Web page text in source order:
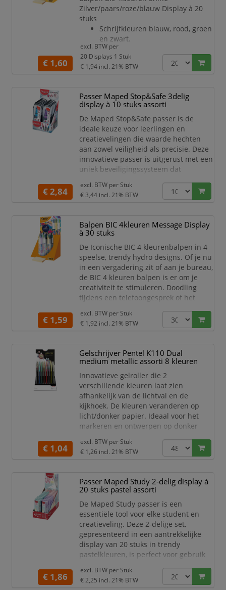
Zilver/paars/roze/blauw Display à 20
stuks
Schrijfkleuren blauw, rood, groen
en zwart.
€ 1,60
excl. BTW per
20 Displays 1 Stuk
€ 1,94 incl. 21% BTW
Passer Maped Stop&Safe 3delig
display à 10 stuks assorti
De Maped Stop&Safe passer is de
ideale keuze voor leerlingen en
creatievelingen die waarde hechten
aan zowel veiligheid als precisie. Deze
innovatieve passer is uitgerust met een
uniek beveiligingssysteem dat
opent of sluit tijdens gebruik, waardoor
hij veilig en gebruiksvriendelijk is.
verschillende kleuren, perfect voor
klaslokalen, creatieve workshops of
thuisgebruik. E
€ 2,84
excl. BTW per Stuk
€ 3,44 incl. 21% BTW
Balpen BIC 4kleuren Message Display
à 30 stuks
De Iconische BIC 4 kleurenbalpen in 4
speelse, trendy hydro designs. Of je nu
in een vergadering zit of aan je bureau,
de BIC 4 kleuren balpen is er om je
creativiteit te stimuleren. Doodling
tijdens een telefoongesprek of het
wordt extra leuk wanneer je snel
tussen verschillende kleuren kunt
kleur, wat zorgt voor visueel
aantrekkelijke en inspirerende
€ 1,59
excl. BTW per Stuk
€ 1,92 incl. 21% BTW
Gelschrijver Pentel K110 Dual
medium metallic assorti 8 kleuren
Innovatieve gelroller die 2
verschillende kleuren laat zien
afhankelijk van de lichtval en de
kijkhoek. De kleuren veranderen op
licht/donker papier. Ideaal voor het
markeren en ontwerpen op donker
blijft zichtbaar op donker papier.
Schrijfbreedte 0.5mm -
Zichtbaar op donkere
ondergrond
Inhoud display: 6 stuks zwart en
metallic rood, 6 stuks blauw en
metallic groen, 6 stuks groen en
metalli
€ 1,04
excl. BTW per Stuk
€ 1,26 incl. 21% BTW
Passer Maped Study 2-delig display à
20 stuks pastel assorti
De Maped Study passer is een
essentiële tool voor elke student en
creatieveling. Deze 2-delige set,
gepresenteerd in een aantrekkelijke
display van 20 stuks in trendy
pastelkleuren, is perfect voor gebruik
bevat een passer en een verwisselbare
stift, zodat je altijd klaar bent om
€ 1,86
excl. BTW per Stuk
€ 2,25 incl. 21% BTW